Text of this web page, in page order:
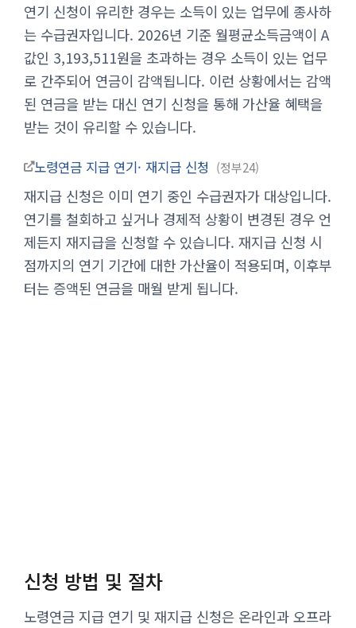
연기 신청이 유리한 경우는 소득이 있는 업무에 종사하
는 수급권자입니다. 2026년 기준 월평균소득금액이 A
값인 3,193,511원을 초과하는 경우 소득이 있는 업무
로 간주되어 연금이 감액됩니다. 이런 상황에서는 감액
된 연금을 받는 대신 연기 신청을 통해 가산율 혜택을
받는 것이 유리할 수 있습니다.
노령연금 지급 연기· 재지급 신청 정부24
재지급 신청은 이미 연기 중인 수급권자가 대상입니다.
연기를 철회하고 싶거나 경제적 상황이 변경된 경우 언
제든지 재지급을 신청할 수 있습니다. 재지급 신청 시
점까지의 연기 기간에 대한 가산율이 적용되며, 이후부
터는 증액된 연금을 매월 받게 됩니다.
신청 방법 및 절차
노령연금 지급 연기 및 재지급 신청은 온라인과 오프라